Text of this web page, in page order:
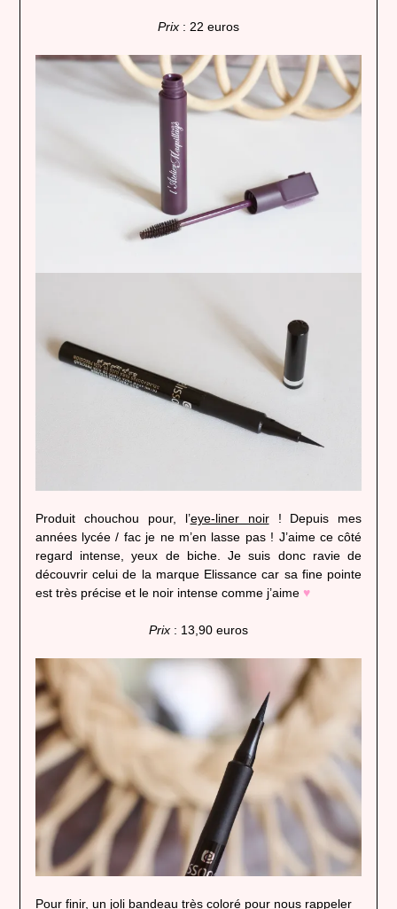
Prix : 22 euros
Produit chouchou pour, l’eye-liner noir! Depuis mes
années lycée / fac je ne m’en lasse pas ! J’aime ce côté
regard intense, yeux de biche. Je suis donc ravie de
découvrir celui de la marque Elissance car sa fine pointe
est très précise et le noir intense comme j’aime ♥
Prix : 13,90 euros
Pour finir, un joli bandeau très coloré pour nous rappeler